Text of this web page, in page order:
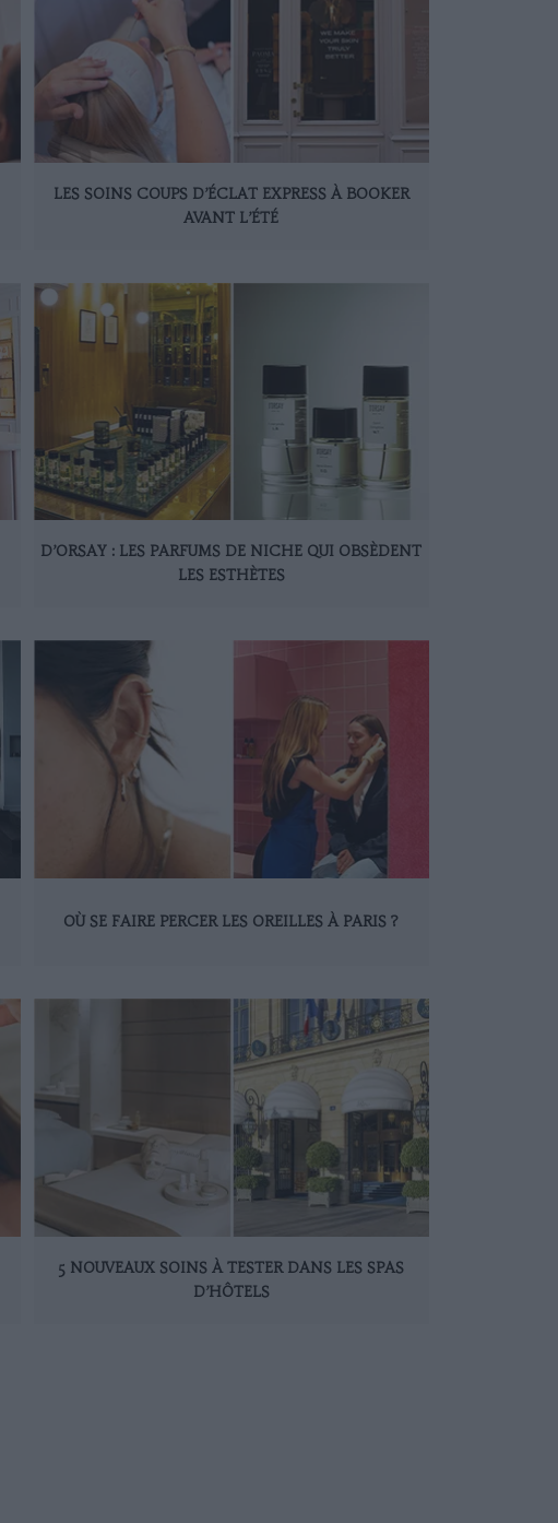
LES SOINS COUPS D’ÉCLAT EXPRESS À BOOKER
AVANT L’ÉTÉ
D’ORSAY : LES PARFUMS DE NICHE QUI OBSÈDENT
LES ESTHÈTES
OÙ SE FAIRE PERCER LES OREILLES À PARIS ?
5 NOUVEAUX SOINS À TESTER DANS LES SPAS
D’HÔTELS